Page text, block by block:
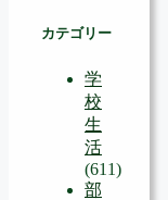
カテゴリー
学
校
生
活
(611)
部